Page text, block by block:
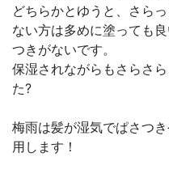
どちらかとゆうと、さら
ない方は多めに塗っても
つきがないです。
保湿されながらもさらさ
た?
梅雨は髪が湿気でぱさつ
用します！